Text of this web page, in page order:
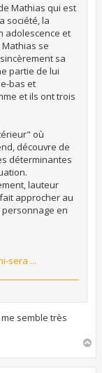
Mathias qui est
société, la
adolescence et
se
sa
partie de lui
bas et
et ils ont trois
où
découvre de
déterminantes
lauteur
approcher au
en
sera ...
semble très
u